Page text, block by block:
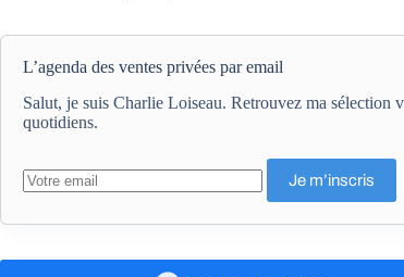
L’agenda des ventes privées par email
Salut, je suis Charlie Loiseau. Retrouvez ma sélection
quotidiens.